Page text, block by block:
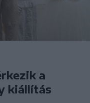
a
kiállítás